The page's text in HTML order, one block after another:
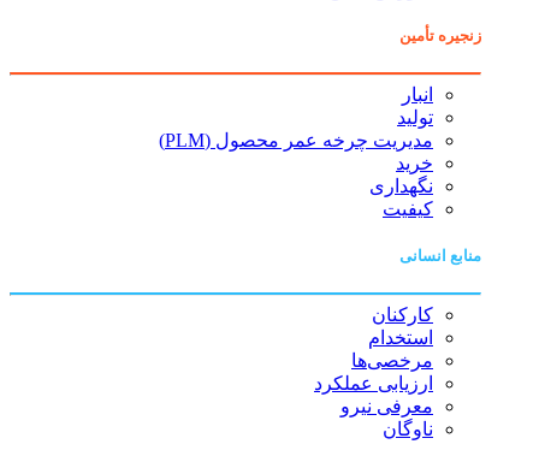
زنجیره تأمین
انبار
تولید
مدیریت چرخه عمر محصول (PLM)
خرید
نگهداری
کیفیت
منابع انسانی
کارکنان
استخدام
مرخصی‌ها
ارزیابی عملکرد
معرفی نیرو
ناوگان